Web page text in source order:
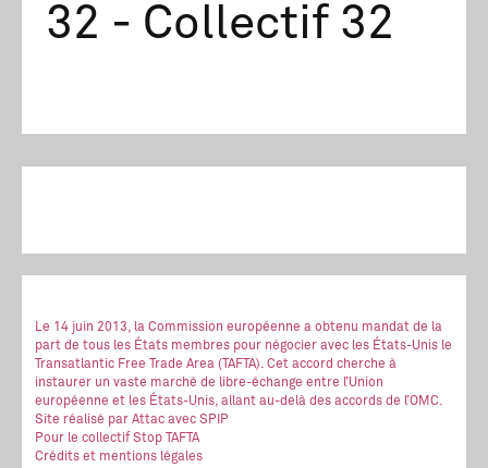
32 - Collectif 32
Le 14 juin 2013, la Commission européenne a obtenu mandat de la
part de tous les États membres pour négocier avec les États-Unis le
Transatlantic Free Trade Area (TAFTA). Cet accord cherche à
instaurer un vaste marché de libre-échange entre l’Union
européenne et les États-Unis, allant au-delà des accords de l’OMC.
Site réalisé par Attac avec SPIP
Pour le collectif Stop TAFTA
Crédits et mentions légales